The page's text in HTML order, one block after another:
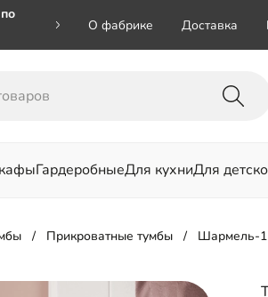
О фабрике Доставка
ГардеробныеДля кухниДля
Прикроватные тумбы Шармель-1